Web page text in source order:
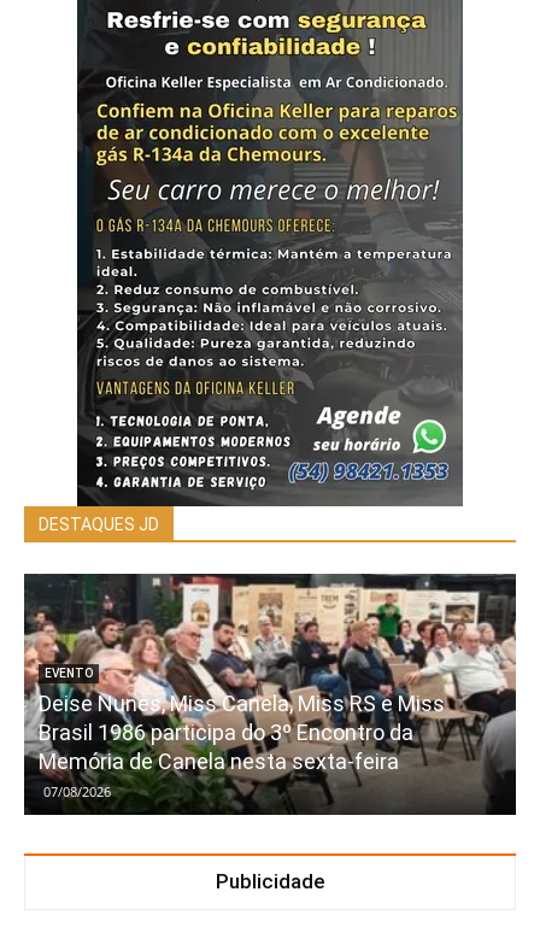
DESTAQUES JD
EVENTO
Deise Nunes, Miss Canela, Miss RS e Miss
Brasil 1986 participa do 3º Encontro da
Memória de Canela nesta sexta-feira
07/08/2026
Publicidade